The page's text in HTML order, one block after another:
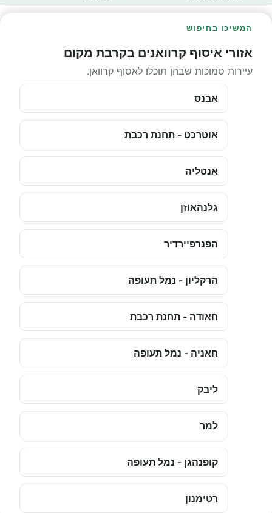
המשיכו בחיפוש
אזורי איסוף קרוואנים בקרבת מקום
עיירות סמוכות שבהן תוכלו לאסוף קרוואן.
אבנס
אוטרכט - תחנת רכבת
אנטליה
גלנהאוזן
הפנרפיירדיר
הרקליון - נמל תעופה
חאודה - תחנת רכבת
חאניה - נמל תעופה
ליבק
למר
קופנהגן - נמל תעופה
רטימנון